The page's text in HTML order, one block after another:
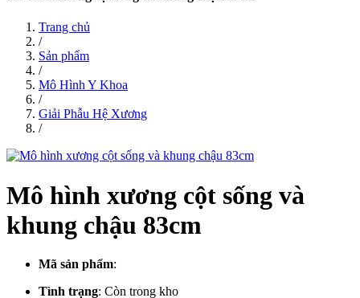
Trang chủ
/
Sản phẩm
/
Mô Hình Y Khoa
/
Giải Phẫu Hệ Xương
/
Mô hình xương cột sống và
khung chậu 83cm
Mã sản phẩm:
Tình trạng: Còn trong kho